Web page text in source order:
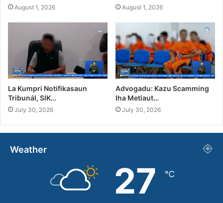
August 1, 2026 August 1, 2026
La Kumpri Notifikasaun
Tribunál, SIK…
July 30, 2026
Advogadu: Kazu Scamming
Iha Metiaut…
July 30, 2026
Weather
27 ℃